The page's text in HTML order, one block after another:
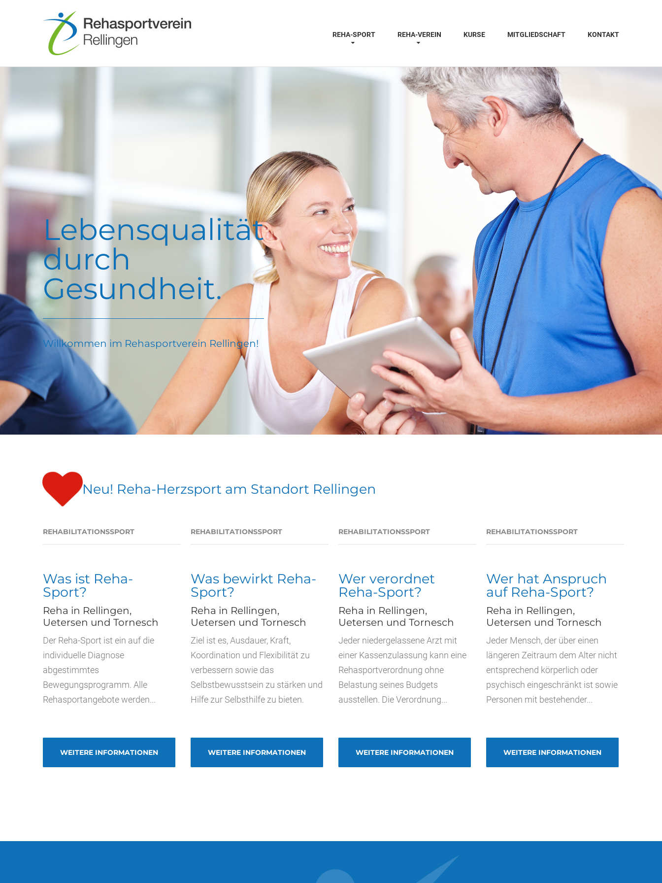
REHA-SPORT REHA-VEREIN KURSE MITGLIEDSCHAFT KONTAKT
Lebensqualität
durch
Gesundheit.
Willkommen im Rehasportverein Rellingen!
Neu! Reha-Herzsport am Standort Rellingen
REHABILITATIONSSPORT
Was ist Reha-
Sport?
Reha in Rellingen,
Uetersen und Tornesch
Der Reha-Sport ist ein auf die
individuelle Diagnose
abgestimmtes
Bewegungsprogramm. Alle
Rehasportangebote werden...
WEITERE INFORMATIONEN
REHABILITATIONSSPORT
Was bewirkt Reha-
Sport?
Reha in Rellingen,
Uetersen und Tornesch
Ziel ist es, Ausdauer, Kraft,
Koordination und Flexibilität zu
verbessern sowie das
Selbstbewusstsein zu stärken und
Hilfe zur Selbsthilfe zu bieten.
WEITERE INFORMATIONEN
REHABILITATIONSSPORT
Wer verordnet
Reha-Sport?
Reha in Rellingen,
Uetersen und Tornesch
Jeder niedergelassene Arzt mit
einer Kassenzulassung kann eine
Rehasportverordnung ohne
Belastung seines Budgets
ausstellen. Die Verordnung...
WEITERE INFORMATIONEN
REHABILITATIONSSPORT
Wer hat Anspruch
auf Reha-Sport?
Reha in Rellingen,
Uetersen und Tornesch
Jeder Mensch, der über einen
längeren Zeitraum dem Alter nicht
entsprechend körperlich oder
psychisch eingeschränkt ist sowie
Personen mit bestehender...
WEITERE INFORMATIONEN